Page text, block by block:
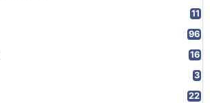
11
96
16
3
22